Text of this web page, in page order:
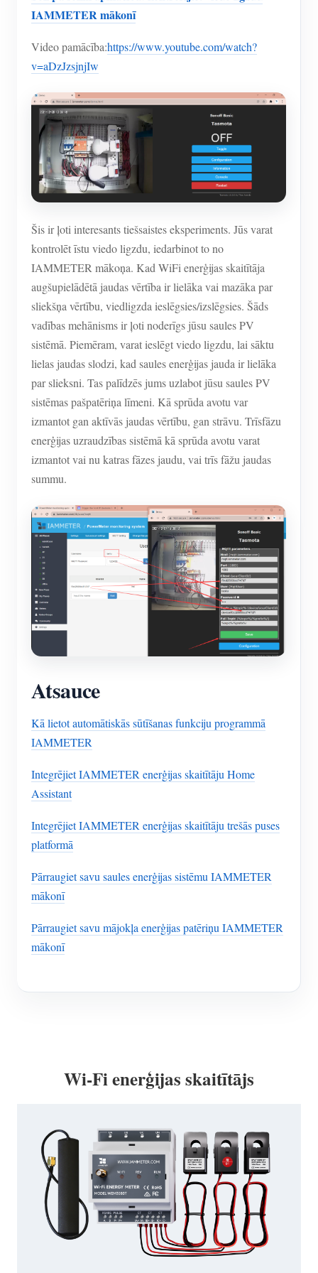
IAMMETER simulators
Enerģijas prognozēšanas un simulācijas sistēma
Lietojumprogrammas
Saules PV sistēmas enerģijas monitors
Elektroenerģijas patēriņa monitors
PV sildītāja vadības sistēma
Mājas automatizācija
Rūpnīcas enerģijas uzraudzība
Veikals
Resursi
Produkta īsais ievads
Dokuments
Apmācības video
Jaunumi
Blogi
kopiena
Izstrādātājs
Izpētīt
Atlīdzības programma
Sazināties
Par mums
IAMMETER mākonī
Video pamācība:https://www.youtube.com/watch?
v=aDzJzsjnjIw
Šis ir ļoti interesants tiešsaistes eksperiments. Jūs varat
kontrolēt īstu viedo ligzdu, iedarbinot to no
IAMMETER mākoņa. Kad WiFi enerģijas skaitītāja
augšupielādētā jaudas vērtība ir lielāka vai mazāka par
sliekšņa vērtību, viedligzda ieslēgsies/izslēgsies. Šāds
vadības mehānisms ir ļoti noderīgs jūsu saules PV
sistēmā. Piemēram, varat ieslēgt viedo ligzdu, lai sāktu
lielas jaudas slodzi, kad saules enerģijas jauda ir lielāka
par slieksni. Tas palīdzēs jums uzlabot jūsu saules PV
sistēmas pašpatēriņa līmeni. Kā sprūda avotu var
izmantot gan aktīvās jaudas vērtību, gan strāvu. Trīsfāzu
enerģijas uzraudzības sistēmā kā sprūda avotu varat
izmantot vai nu katras fāzes jaudu, vai trīs fāžu jaudas
summu.
Atsauce
Kā lietot automātiskās sūtīšanas funkciju programmā
IAMMETER
Integrējiet IAMMETER enerģijas skaitītāju Home
Assistant
Integrējiet IAMMETER enerģijas skaitītāju trešās puses
platformā
Pārraugiet savu saules enerģijas sistēmu IAMMETER
mākonī
Pārraugiet savu mājokļa enerģijas patēriņu IAMMETER
mākonī
Wi-Fi enerģijas skaitītājs